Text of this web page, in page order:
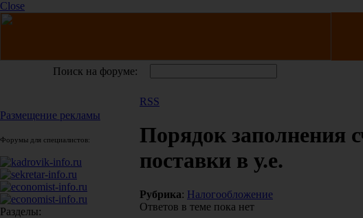
Close
Поиск на форуме:
Размещение рекламы
Форумы для специалистов:
Разделы:
RSS
Порядок
поставки в у.е.
Рубрика: Налогообложение
Ответов в теме пока нет